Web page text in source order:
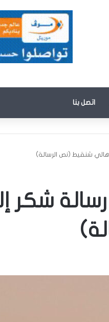
اتصل بنا
شنقيط (نص الرسالة)
رسالة